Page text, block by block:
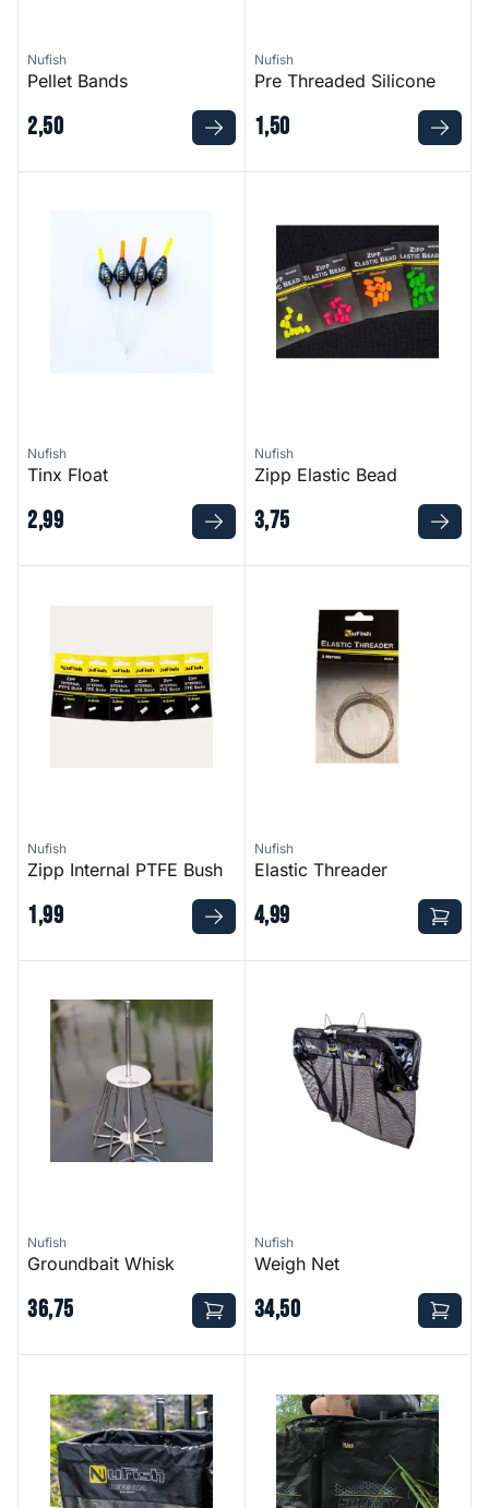
Nufish
Pellet Bands
2,50
Nufish
Pre Threaded Silicone
1,50
Nufish
Tinx Float
2,99
Nufish
Zipp Elastic Bead
3,75
Nufish
Zipp Internal PTFE Bush
1,99
Nufish
Elastic Threader
4,99
Nufish
Groundbait Whisk
36,75
Nufish
Weigh Net
34,50